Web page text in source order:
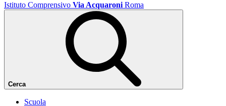
Istituto Comprensivo Via Acquaroni Roma
Cerca
Scuola